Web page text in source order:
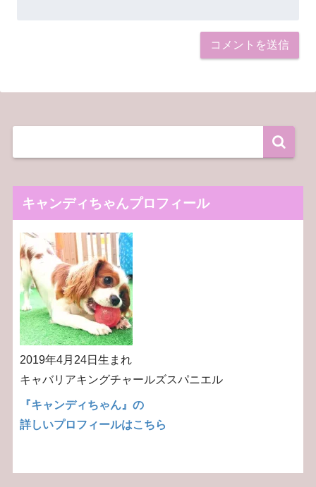
キャンディちゃんプロフィール
2019年4月24日生まれ
キャバリアキングチャールズスパニエル
『キャンディちゃん』の
詳しいプロフィールはこちら